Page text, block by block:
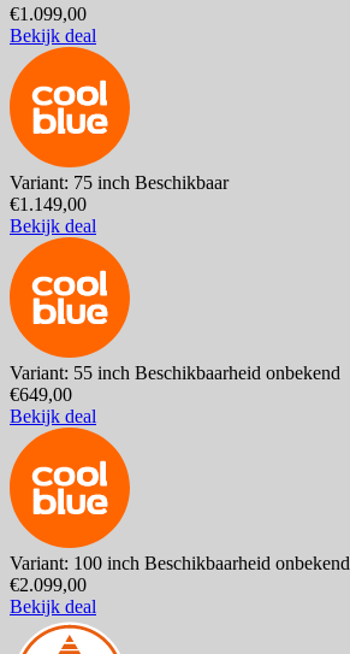
€1.099,00
Bekijk deal
Variant: 75 inch Beschikbaar
€1.149,00
Bekijk deal
Variant: 55 inch Beschikbaarheid onbekend
€649,00
Bekijk deal
Variant: 100 inch Beschikbaarheid onbekend
€2.099,00
Bekijk deal